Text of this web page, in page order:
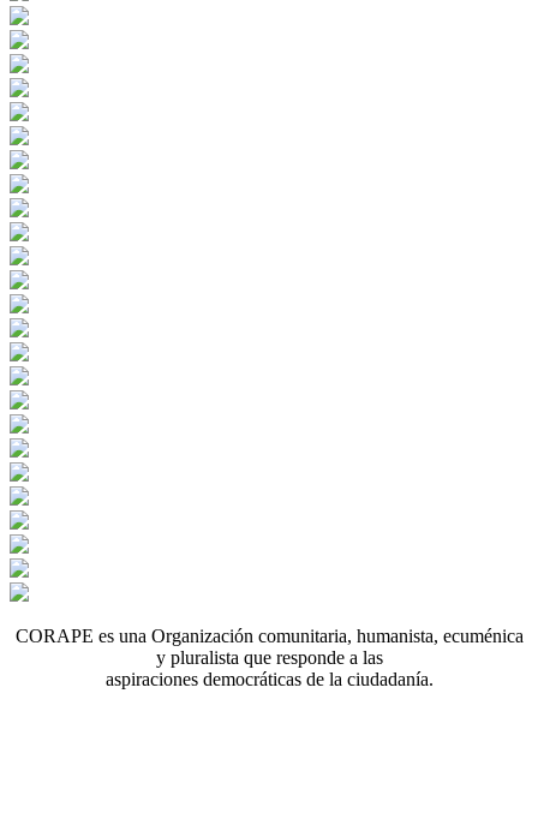
CORAPE es una Organización comunitaria, humanista, ecuménica
y pluralista que responde a las
aspiraciones democráticas de la ciudadanía.